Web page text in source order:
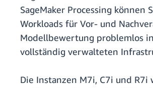
SageMaker Processing können
Workloads für Vor- und
Modellbewertung problemlos
vollständig verwalteten
Die Instanzen M7i, C7i und